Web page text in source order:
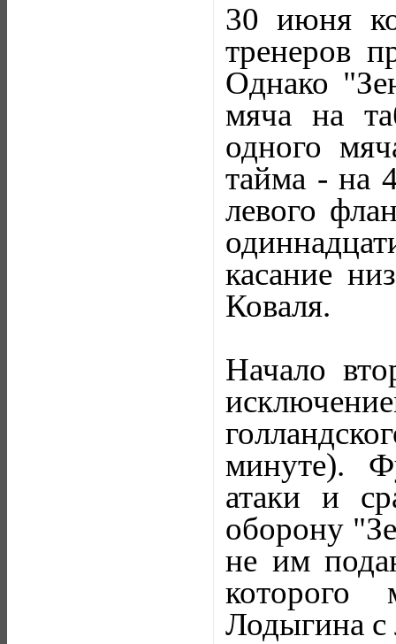
30 июня
тренеров
Однако
мяча на
одного
тайма - на
левого
касание
Коваля.
Начало
минуте).
атаки и
оборону
не им
которого
Лодыгина с